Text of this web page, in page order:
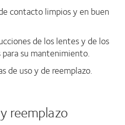
contacto limpios y en buen
de los lentes y de los
su mantenimiento.
de uso y de reemplazo.
reemplazo